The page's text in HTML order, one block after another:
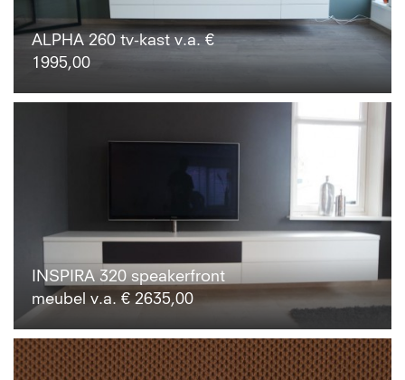
ALPHA 260 tv-kast v.a. €
1995,00
INSPIRA 320 speakerfront
meubel v.a. € 2635,00